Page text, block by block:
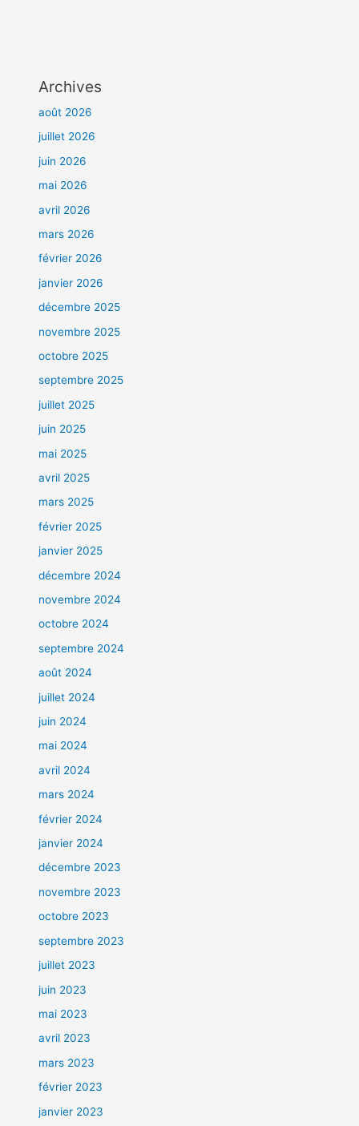
Archives
août 2026
juillet 2026
juin 2026
mai 2026
avril 2026
mars 2026
février 2026
janvier 2026
décembre 2025
novembre 2025
octobre 2025
septembre 2025
juillet 2025
juin 2025
mai 2025
avril 2025
mars 2025
février 2025
janvier 2025
décembre 2024
novembre 2024
octobre 2024
septembre 2024
août 2024
juillet 2024
juin 2024
mai 2024
avril 2024
mars 2024
février 2024
janvier 2024
décembre 2023
novembre 2023
octobre 2023
septembre 2023
juillet 2023
juin 2023
mai 2023
avril 2023
mars 2023
février 2023
janvier 2023